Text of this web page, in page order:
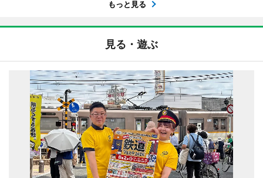
もっと見る
見る・遊ぶ